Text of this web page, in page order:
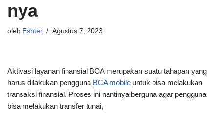
nya
oleh Eshter Agustus 7, 2023
Aktivasi layanan finansial BCA merupakan suatu tahapan yang
harus dilakukan pengguna BCA mobile untuk bisa melakukan
transaksi finansial. Proses ini nantinya berguna agar pengguna
bisa melakukan transfer tunai,